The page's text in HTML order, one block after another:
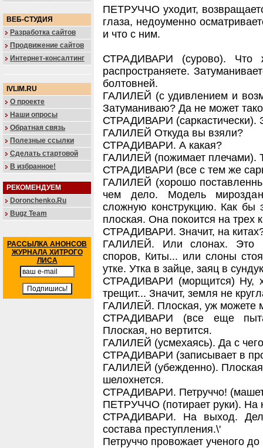
ВЕБ-СТУДИЯ
Разработка сайтов
Продвижение сайтов
Интернет-консалтинг
IVLIM.RU
О проекте
Наши опросы
Обратная связь
Полезные ссылки
Сделать стартовой
В избранное!
РЕКОМЕНДУЕМ
Doronchenko.Ru
Bugz Team
РАССЫЛКА АНОНСОВ
ЖУРНАЛА ХИТРОГО
ЛИСА
ПЕТРУЧЧО уходит,
глаза, недоуменно
и что с ним.
СТРАДИВАРИ (сурово). Что
распространяете.
болтовней.
ГАЛИЛЕЙ (с удивлением и
Затуманиваю? Да не может
СТРАДИВАРИ (саркастически).
ГАЛИЛЕЙ Откуда вы взяли?
СТРАДИВАРИ. А какая?
ГАЛИЛЕЙ (пожимает плечами).
СТРАДИВАРИ (все с тем же
ГАЛИЛЕЙ (хорошо
чем дело. Модель
сложную конструкцию. Как
плоская. Она покоится на трех
СТРАДИВАРИ. Значит, на
ГАЛИЛЕЙ. Или слонах. Это
споров, Киты... или слоны
утке. Утка в зайце, заяц в
СТРАДИВАРИ (морщится) Ну,
трещит... Значит, земля не
ГАЛИЛЕЙ. Плоская, уж можете
СТРАДИВАРИ (все еще
Плоская, но вертится.
ГАЛИЛЕЙ (усмехаясь). Да с
СТРАДИВАРИ (записывает в
ГАЛИЛЕЙ (убежденно). Плоская
шелохнется.
СТРАДИВАРИ. Петруччо! (машет
ПЕТРУЧЧО (потирает руки). На
СТРАДИВАРИ. На выход.
состава преступления.\'
Петруччо провожает ученого